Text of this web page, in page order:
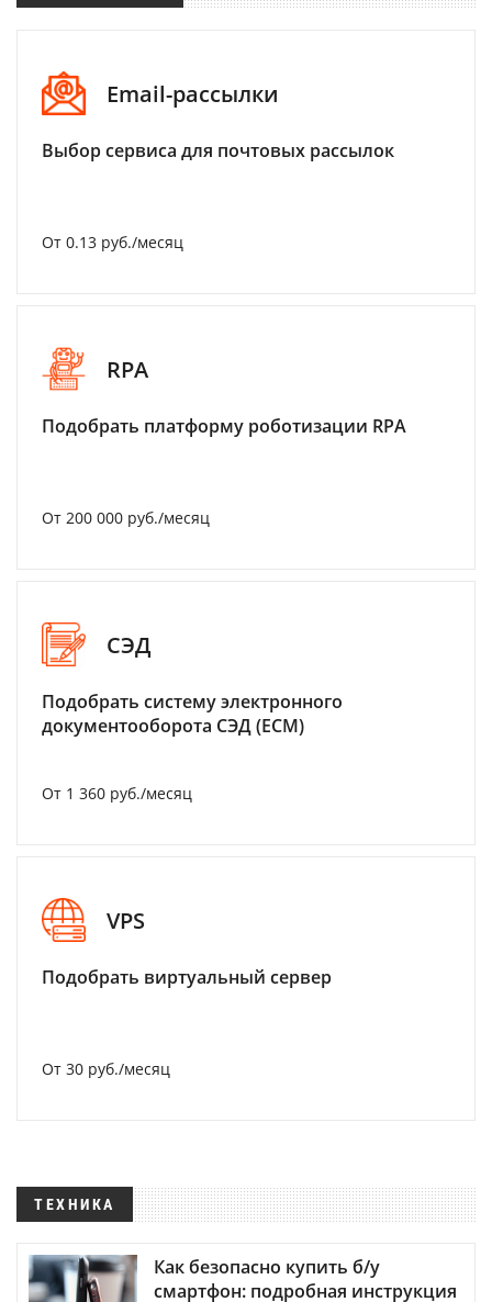
Email-рассылки
Выбор сервиса для почтовых рассылок
От 0.13 руб./месяц
RPA
Подобрать платформу роботизации RPA
От 200 000 руб./месяц
СЭД
Подобрать систему электронного
документооборота СЭД (ECM)
От 1 360 руб./месяц
VPS
Подобрать виртуальный сервер
От 30 руб./месяц
ТЕХНИКА
Как безопасно купить б/у
смартфон: подробная инструкция